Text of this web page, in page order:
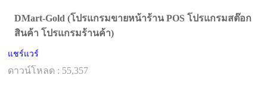
DMart-Gold (โปรแกรมขายหน้าร้าน POS โปรแกรมสต๊อก
สินค้า โปรแกรมร้านค้า)
แชร์แวร์
ดาวน์โหลด : 55,357